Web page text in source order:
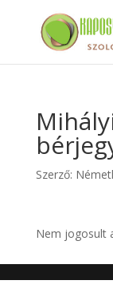
Szerző:
Nem jogosult